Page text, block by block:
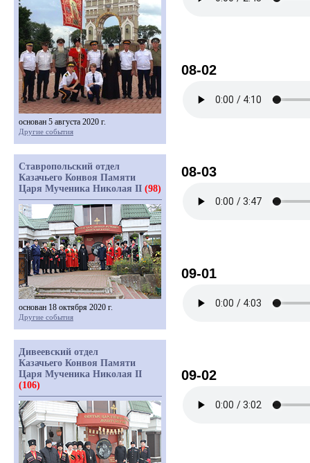
08-02
08-03
09-01
09-02
основан 5 августа 2020 г.
Другие события
Ставропольский отдел
Казачьего Конвоя Памяти
Царя Мученика Николая II (98)
основан 18 октября 2020 г.
Другие события
Дивеевский отдел
Казачьего Конвоя Памяти
Царя Мученика Николая II
(106)